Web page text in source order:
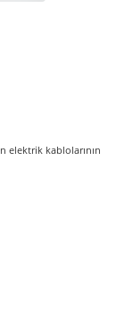
elektrik kablolarının